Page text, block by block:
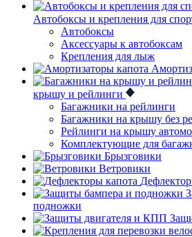
Автобоксы и крепления для
Автобоксы
Аксессуары к автобоксам
Крепления для лыж
крышу и рейлинги
Багажники на рейлинги
Багажники на крышу без
Рейлинги на крышу
Комплектующие для
Брызговики
Ветровики
подножки